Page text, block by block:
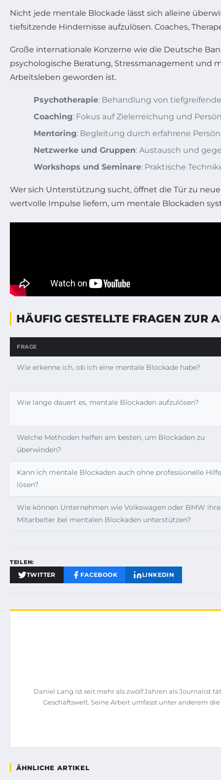
Nicht jede mentale Blockade lässt sich alleine
tiefsitzende Hindernisse aufzulösen. Coaches,
Große internationale Konzerne wie die Deutsche
psychologische Beratung, Stressmanagement und
Arbeitsleben geworden ist.
Psychotherapie: Behandlung von
Coaching: Fokus auf Zielerreichung und
Mentoring: Begleitung durch erfahrene
Netzwerke und Gruppen: Austausch und
Workshops und Seminare: Praktische
Wer sich Unterstützung sucht, öffnet die Tür zu
wertvolle Impulse liefern, um mentale Blockaden
HÄUFIG GESTELLTE FRAGEN ZUR
FRAGE
Wie erkenne ich, ob ich eine mentale Blockade habe?
Wie lange dauert es, mentale Blockaden aufzulösen?
Welche Methoden helfen am besten, um Blockaden zu
überwinden?
Kann ich mentale Blockaden auch ohne professionelle Hilfe
lösen?
Wie können Unternehmen wie Volkswagen oder BMW ihre
Mitarbeiter bei mentalen Blockaden unterstützen?
TEILEN:
TWITTER FACEBOOK LINKEDIN
Daniel Lang ist seit mehr als zwölf Jahren als Journalist
Geschäftswelt. Seine Arbeit umfasst unter anderem
ÄHNLICHE ARTIKEL